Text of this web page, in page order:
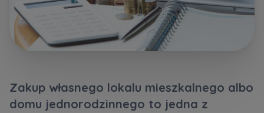
Zakup własnego lokalu mieszkalnego albo
domu jednorodzinnego to jedna z
E-mail
контакт українською мовою)
Кожна особа має право отримати доступ до
своїх персональних... *
Murapol
Wyślij
Wyślij